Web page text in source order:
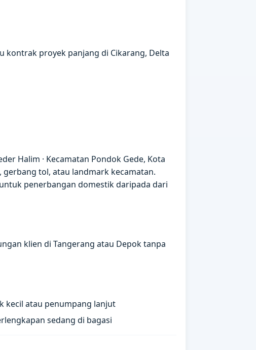
kontrak proyek panjang di Cikarang, Delta
Halim · Kecamatan Pondok Gede, Kota
tol, atau landmark kecamatan.
penerbangan domestik daripada dari
klien di Tangerang atau Depok tanpa
kecil atau penumpang lanjut
sedang di bagasi